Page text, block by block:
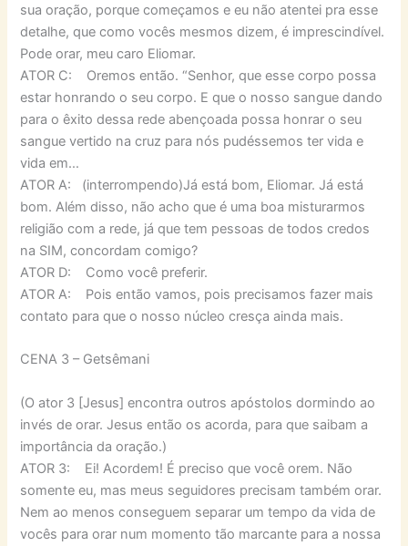
sua oração, porque começamos e eu não atentei pra esse
detalhe, que como vocês mesmos dizem, é imprescindível.
Pode orar, meu caro Eliomar.
ATOR C: Oremos então. “Senhor, que esse corpo possa
estar honrando o seu corpo. E que o nosso sangue dando
para o êxito dessa rede abençoada possa honrar o seu
sangue vertido na cruz para nós pudéssemos ter vida e
vida em…
ATOR A: (interrompendo)Já está bom, Eliomar. Já está
bom. Além disso, não acho que é uma boa misturarmos
religião com a rede, já que tem pessoas de todos credos
na SIM, concordam comigo?
ATOR D: Como você preferir.
ATOR A: Pois então vamos, pois precisamos fazer mais
contato para que o nosso núcleo cresça ainda mais.
CENA 3 – Getsêmani
(O ator 3 [Jesus] encontra outros apóstolos dormindo ao
invés de orar. Jesus então os acorda, para que saibam a
importância da oração.)
ATOR 3: Ei! Acordem! É preciso que você orem. Não
somente eu, mas meus seguidores precisam também orar.
Nem ao menos conseguem separar um tempo da vida de
vocês para orar num momento tão marcante para a nossa